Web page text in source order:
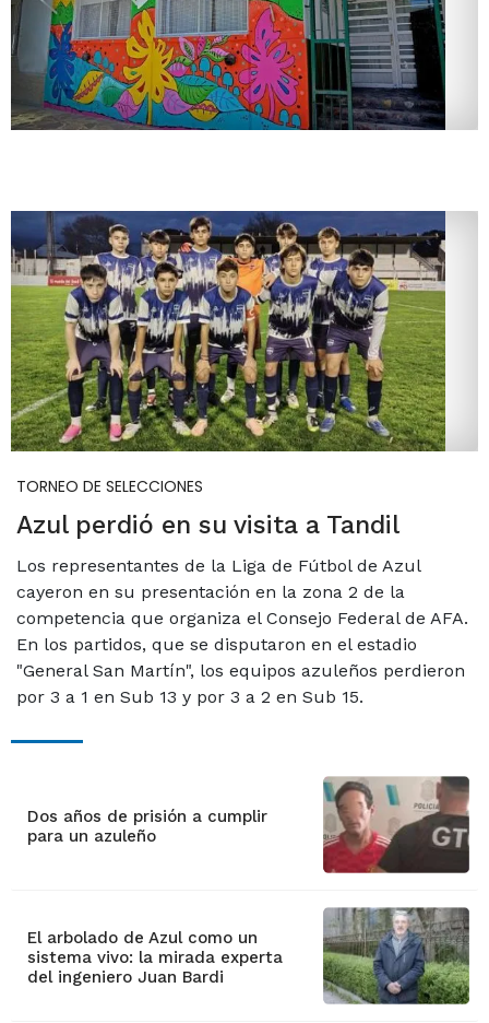
TORNEO DE SELECCIONES
Azul perdió en su visita a Tandil
Los representantes de la Liga de Fútbol de Azul
cayeron en su presentación en la zona 2 de la
competencia que organiza el Consejo Federal de AFA.
En los partidos, que se disputaron en el estadio
"General San Martín", los equipos azuleños perdieron
por 3 a 1 en Sub 13 y por 3 a 2 en Sub 15.
Dos años de prisión a cumplir
para un azuleño
El arbolado de Azul como un
sistema vivo: la mirada experta
del ingeniero Juan Bardi